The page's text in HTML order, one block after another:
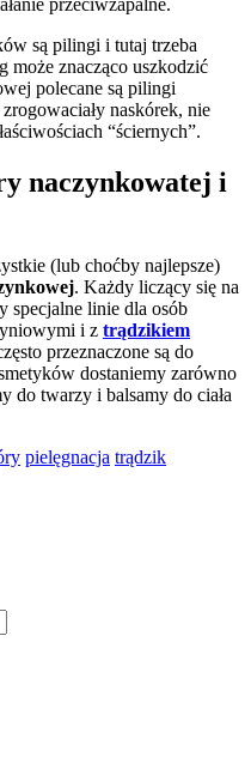
przeciwzapalne.
są pilingi i tutaj trzeba
może znacząco uszkodzić
polecane są pilingi
naskórek, nie
“ściernych”.
naczynkowatej i
(lub choćby najlepsze)
. Każdy liczący się na
specjalne linie dla osób
i z trądzikiem
przeznaczone są do
dostaniemy zarówno
do twarzy i balsamy do ciała
pielęgnacja trądzik